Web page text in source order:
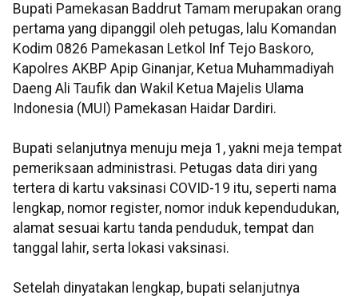
Bupati Pamekasan Baddrut Tamam merupakan orang
pertama yang dipanggil oleh petugas, lalu Komandan
Kodim 0826 Pamekasan Letkol Inf Tejo Baskoro,
Kapolres AKBP Apip Ginanjar, Ketua Muhammadiyah
Daeng Ali Taufik dan Wakil Ketua Majelis Ulama
Indonesia (MUI) Pamekasan Haidar Dardiri.
Bupati selanjutnya menuju meja 1, yakni meja tempat
pemeriksaan administrasi. Petugas data diri yang
tertera di kartu vaksinasi COVID-19 itu, seperti nama
lengkap, nomor register, nomor induk kependudukan,
alamat sesuai kartu tanda penduduk, tempat dan
tanggal lahir, serta lokasi vaksinasi.
Setelah dinyatakan lengkap, bupati selanjutnya